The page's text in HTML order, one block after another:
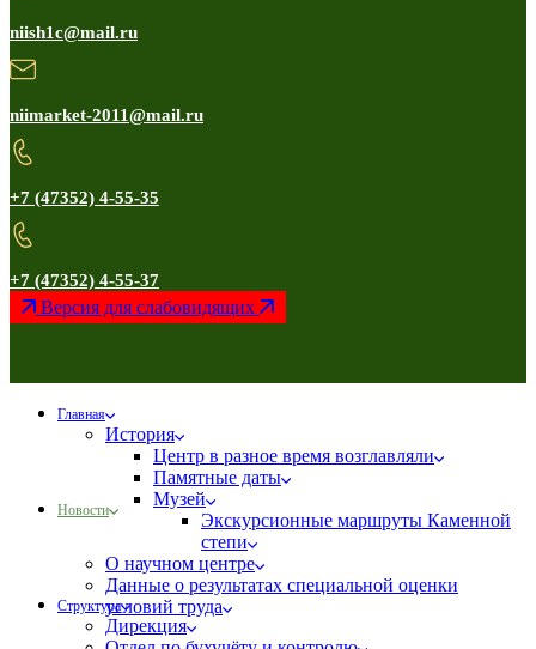
niish1c@mail.ru
niimarket-2011@mail.ru
+7 (47352) 4-55-35
+7 (47352) 4-55-37
Версия для слабовидящих
Главная
История
Центр в разное время возглавляли
Памятные даты
Музей
Экскурсионные маршруты Каменной
степи
О научном центре
Данные о результатах специальной оценки
условий труда
Новости
Структура
Дирекция